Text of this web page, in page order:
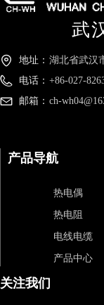
地址： 湖北省武汉
电话： +86-027-
邮箱： ch-
武
热电偶
热电阻
电线电缆
产品中心
产品导航
关注我们